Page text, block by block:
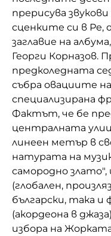
прерисува
сценките си в
заглавие на албума,
Георги Корназов.
предколедната
събра овациите
специализирана
Фактът, че бе
централната
линеен метър в
натурата на
самородно
(глобален,
български, така
(акордеона в
избора на